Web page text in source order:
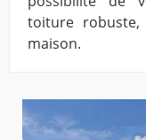
toiture
maison.